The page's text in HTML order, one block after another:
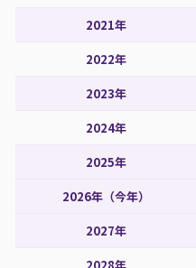
2021年
2022年
2023年
2024年
2025年
2026年（今年）
2027年